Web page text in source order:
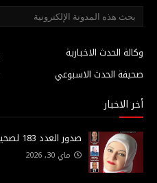
وكالة الحدث الاخبارية
صحيفة الحدث الاسبوعي
أخر الاخبار
صدور العدد 183 لصحيفة الحدث الاسبوعي من لندن
ماي 30, 2026